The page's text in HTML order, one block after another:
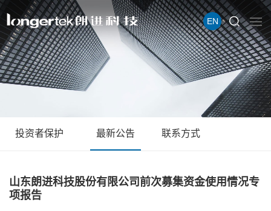
EN
投资者保护 最新公告 联系方式
山东朗进科技股份有限公司前次募集资金使用情况专
项报告